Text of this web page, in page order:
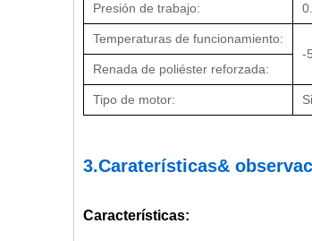
Presión de trabajo:
Temperaturas de funcionamiento:
-
Renada de poliéster reforzada:
Tipo de motor:
3.Caraterísticas&
Características: